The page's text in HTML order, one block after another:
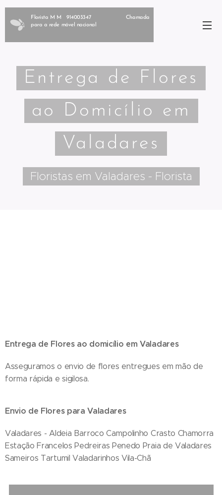
Florista M M 914003347 Chamada
para a rede móvel nacional
Entrega de Flores
ao Domicílio em
Valadares
Floristas em Valadares - Florista
Entrega de Flores ao domicílio em Valadares
Asseguramos o envio de flores entregues em mão de
forma rápida e sigilosa.
Envio de Flores para Valadares
Valadares - Aldeia Barroco Campolinho Crasto Chamorra
Estação Francelos Pedreiras Penedo Praia de Valadares
Sameiros Tartumil Valadarinhos Vila-Chã